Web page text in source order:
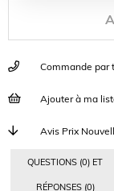
Commande par
Ajouter à ma
Avis Prix
QUESTIONS (0) ET
RÉPONSES (0)